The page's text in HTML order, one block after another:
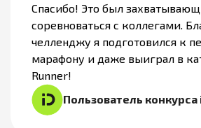
Спасибо! Это был
соревноваться с коллегами.
челленджу я подготовился к
марафону и даже выиграл в
Runner!
Пользователь